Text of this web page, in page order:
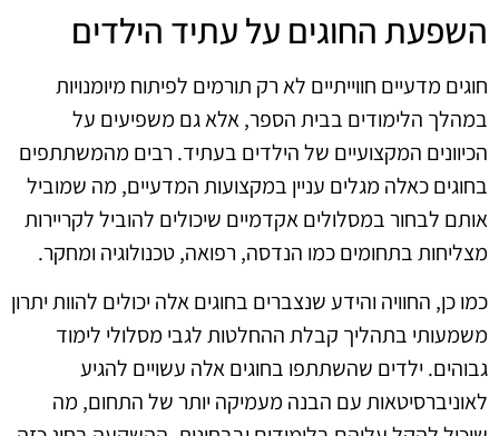
השפעת החוגים על עתיד הילדים
חוגים מדעיים חווייתיים לא רק תורמים לפיתוח מיומנויות
במהלך הלימודים בבית הספר, אלא גם משפיעים על
הכיוונים המקצועיים של הילדים בעתיד. רבים מהמשתתפים
בחוגים כאלה מגלים עניין במקצועות המדעיים, מה שמוביל
אותם לבחור במסלולים אקדמיים שיכולים להוביל לקריירות
מצליחות בתחומים כמו הנדסה, רפואה, טכנולוגיה ומחקר.
כמו כן, החוויה והידע שנצברים בחוגים אלה יכולים להוות יתרון
משמעותי בתהליך קבלת ההחלטות לגבי מסלולי לימוד
גבוהים. ילדים שהשתתפו בחוגים אלה עשויים להגיע
לאוניברסיטאות עם הבנה מעמיקה יותר של התחום, מה